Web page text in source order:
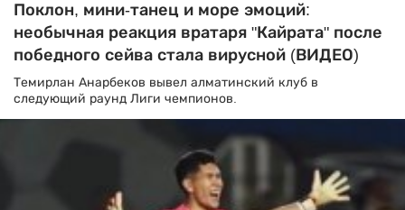
Поклон, мини-танец и море эмоций:
необычная реакция вратаря "Кайрата" после
победного сейва стала вирусной (ВИДЕО)
Темирлан Анарбеков вывел алматинский клуб в
следующий раунд Лиги чемпионов.